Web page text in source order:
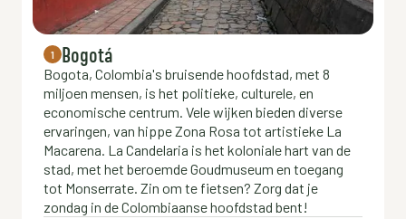
1 Bogotá
Bogota, Colombia's bruisende hoofdstad, met 8
miljoen mensen, is het politieke, culturele, en
economische centrum. Vele wijken bieden diverse
ervaringen, van hippe Zona Rosa tot artistieke La
Macarena. La Candelaria is het koloniale hart van de
stad, met het beroemde Goudmuseum en toegang
tot Monserrate. Zin om te fietsen? Zorg dat je
zondag in de Colombiaanse hoofdstad bent!